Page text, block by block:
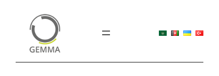
springen